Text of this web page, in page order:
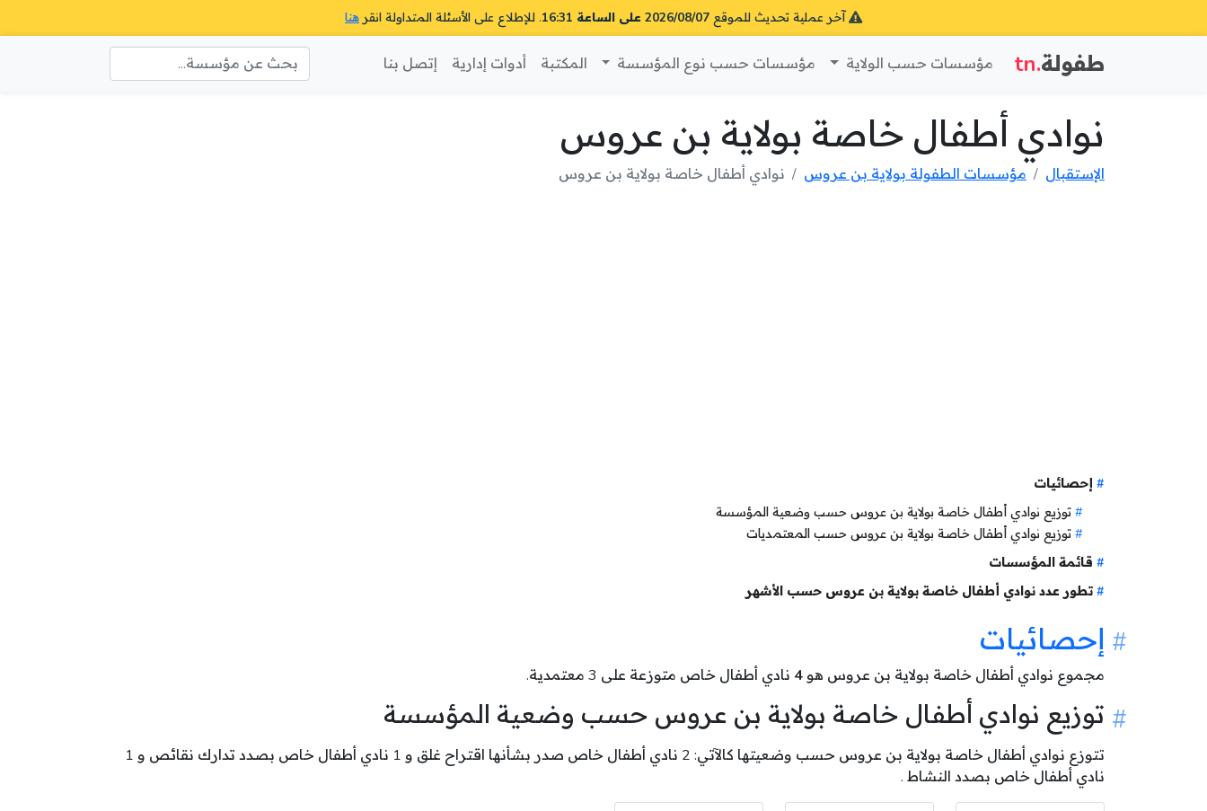
آخر عملية تحديث للموقع 2026/08/07 على الساعة 16:31 . للإطلاع على الأسئلة المتداولة انقر هنا
طفولة.tn مؤسسات حسب الولاية مؤسسات حسب نوع المؤسسة المكتبة أدوات إدارية إتصل بنا
نوادي أطفال خاصة بولاية بن عروس
الإستقبال مؤسسات الطفولة بولاية بن عروس نوادي أطفال خاصة بولاية بن عروس
إحصائيات
توزيع نوادي أطفال خاصة بولاية بن عروس حسب وضعية المؤسسة
توزيع نوادي أطفال خاصة بولاية بن عروس حسب المعتمديات
قائمة المؤسسات
تطور عدد نوادي أطفال خاصة بولاية بن عروس حسب الأشهر
إحصائيات
مجموع نوادي أطفال خاصة بولاية بن عروس هو 4 نادي أطفال خاص متوزعة على 3 معتمدية.
توزيع نوادي أطفال خاصة بولاية بن عروس حسب وضعية المؤسسة
تتوزع نوادي أطفال خاصة بولاية بن عروس حسب وضعيتها كالآتي: 2 نادي أطفال خاص صدر بشأنها اقتراح غلق و 1 نادي أطفال خاص بصدد تدارك نقائص و 1
نادي أطفال خاص بصدد النشاط .